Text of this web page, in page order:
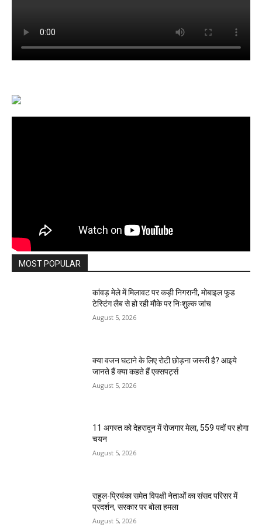
MOST POPULAR
कांवड़ मेले में मिलावट पर कड़ी निगरानी, मोबाइल फूड
टेस्टिंग लैब से हो रही मौके पर निःशुल्क जांच
August 5, 2026
क्या वजन घटाने के लिए रोटी छोड़ना जरूरी है? आइये
जानते हैं क्या कहते हैं एक्सपर्ट्स
August 5, 2026
11 अगस्त को देहरादून में रोजगार मेला, 559 पदों पर होगा
चयन
August 5, 2026
राहुल-प्रियंका समेत विपक्षी नेताओं का संसद परिसर में
प्रदर्शन, सरकार पर बोला हमला
August 5, 2026